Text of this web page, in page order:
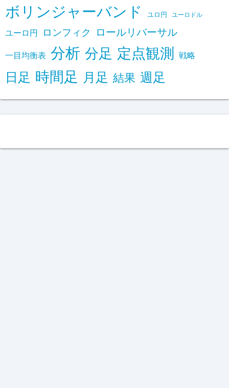
ボリンジャーバンド ユロ円 ユーロドル
ユーロ円 ロンフィク ロールリバーサル
一目均衡表 分析 分足 定点観測 戦略
日足 時間足 月足 結果 週足